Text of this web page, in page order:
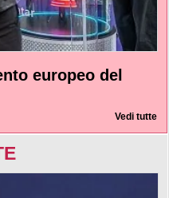
europeo del
Vedi tutte